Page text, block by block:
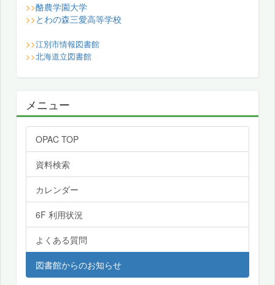
>>酪農学園大学
>> とわの森三愛高等学校
>>江別市情報図書館
>>北海道立図書館
メニュー
OPAC TOP
資料検索
カレンダー
6F 利用状況
よくある質問
図書館からのお知らせ